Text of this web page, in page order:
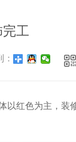
工
以红色为主，装